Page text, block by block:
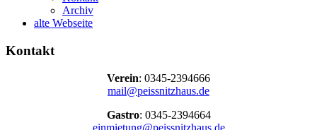
Archiv
alte Webseite
Kontakt
Verein: 0345-2394666
mail@peissnitzhaus.de
Gastro: 0345-2394664
einmietung@peissnitzhaus.de